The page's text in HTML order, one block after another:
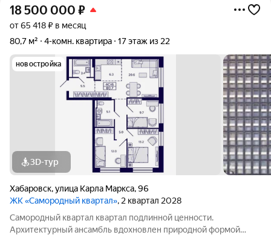
18 500 000 ₽
от 65 418 ₽ в месяц
80,7 м²
4-комн. квартира 17 этаж из 22
новостройка
3D-тур
Хабаровск,улица Карла Маркса,96
ЖК «Самородный квартал», 2 квартал 2028
Самородный квартал квартал подлинной ценности.
Архитектурный ансамбль вдохновлен природной формой